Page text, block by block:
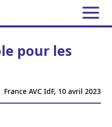
pour les
France AVC IdF, 10 avril 2023